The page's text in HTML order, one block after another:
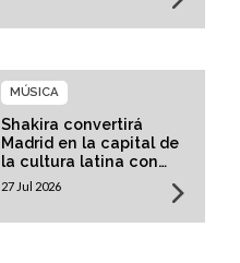
Shakira convertirá
Madrid en la capital de
la cultura latina con
una residencia histórica
MÚSICA
27 Jul 2026